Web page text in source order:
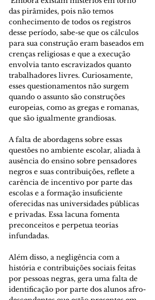
das pirâmides, pois não temos
conhecimento de todos os registros
desse período, sabe-se que os cálculos
para sua construção eram baseados em
crenças religiosas e que a execução
envolvia tanto escravizados quanto
trabalhadores livres. Curiosamente,
esses questionamentos não surgem
quando o assunto são construções
europeias, como as gregas e romanas,
que são igualmente grandiosas.
A falta de abordagens sobre essas
questões no ambiente escolar, aliada à
ausência do ensino sobre pensadores
negros e suas contribuições, reflete a
carência de incentivo por parte das
escolas e a formação insuficiente
oferecidas nas universidades públicas
e privadas. Essa lacuna fomenta
preconceitos e perpetua teorias
infundadas.
Além disso, a negligência com a
história e contribuições sociais feitas
por pessoas negras, gera uma falta de
identificação por parte dos alunos afro-